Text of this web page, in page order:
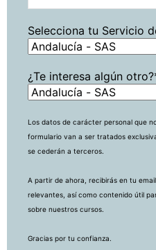
Selecciona tu Servicio
¿Te interesa algún
Los datos de carácter personal que
formulario van a ser tratados
se cederán a terceros.
A partir de ahora, recibirás en tu
relevantes, así como contenido útil
sobre nuestros cursos.
Gracias por tu confianza.